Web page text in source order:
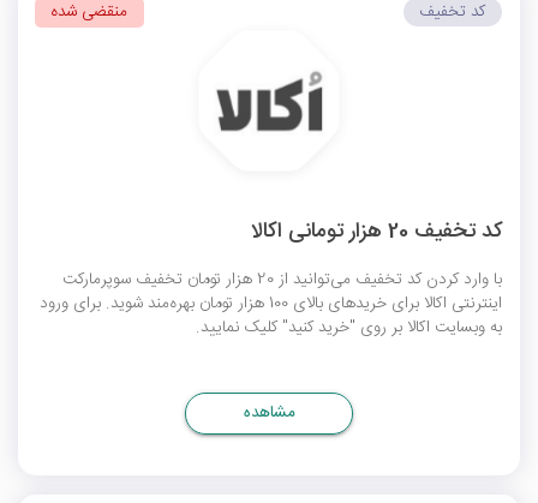
کد تخفیف 20 هزار تومانی اکالا
با وارد کردن کد تخفیف می‌توانید از 20 هزار تومان تخفیف سوپرمارکت
اینترنتی اکالا برای خریدهای بالای 100 هزار تومان بهره‌مند شوید. برای ورود
به وبسایت اکالا بر روی "خرید کنید" کلیک نمایید.
کد تخفیف منقضی شده
مشاهده